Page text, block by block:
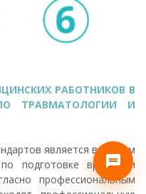
РАБОТНИКОВ В
ТРАВМАТОЛОГИИ И
является ведущим
подготовке врачей и
профессиональным